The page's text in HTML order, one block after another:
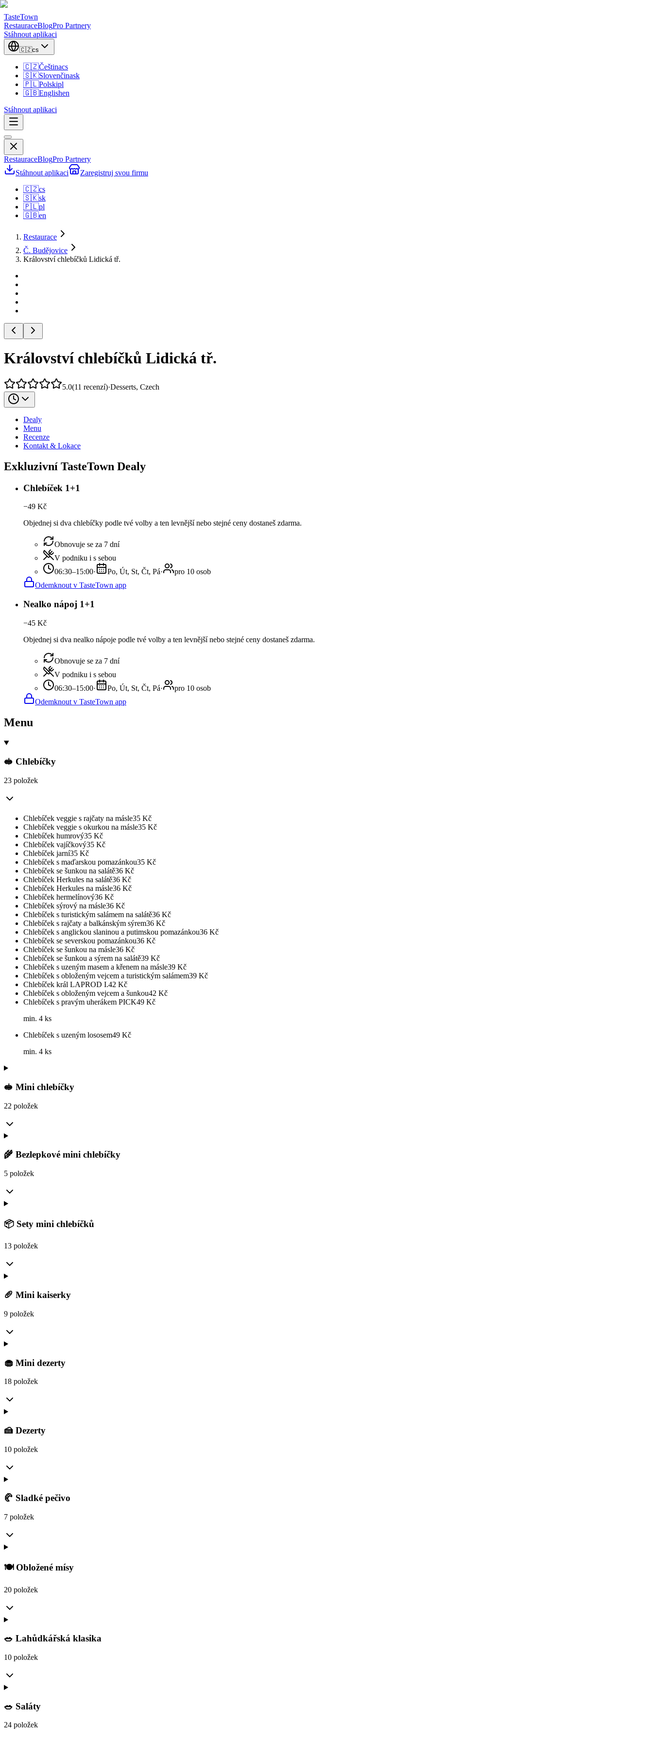
TasteTown
RestauraceBlogPro Partnery
Stáhnout aplikaci
🇨🇿cs
🇨🇿Češtinacs
🇸🇰Slovenčinask
🇵🇱Polskipl
🇬🇧Englishen
Stáhnout aplikaci
RestauraceBlogPro Partnery
Stáhnout aplikaci
Zaregistruj svou firmu
🇨🇿cs
🇸🇰sk
🇵🇱pl
🇬🇧en
Restaurace
Č. Budějovice
Království chlebíčků Lidická tř.
Království chlebíčků Lidická tř.
5.0(11 recenzí)·Desserts, Czech
Dealy
Menu
Recenze
Kontakt & Lokace
Exkluzivní TasteTown Dealy
Chlebíček 1+1
−49 Kč
Objednej si dva chlebíčky podle tvé volby a ten levnější nebo stejné ceny dostaneš zdarma.
Obnovuje se za 7 dní
V podniku i s sebou
06:30–15:00· Po, Út, St, Čt, Pá·
pro 10 osob
Odemknout v TasteTown app
Nealko nápoj 1+1
−45 Kč
Objednej si dva nealko nápoje podle tvé volby a ten levnější nebo stejné ceny dostaneš zdarma.
Obnovuje se za 7 dní
V podniku i s sebou
06:30–15:00· Po, Út, St, Čt, Pá·
pro 10 osob
Odemknout v TasteTown app
Menu
🥪 Chlebíčky
23 položek
Chlebíček veggie s rajčaty na másle35 Kč
Chlebíček veggie s okurkou na másle35 Kč
Chlebíček humrový35 Kč
Chlebíček vajíčkový35 Kč
Chlebíček jarní35 Kč
Chlebíček s maďarskou pomazánkou35 Kč
Chlebíček se šunkou na salátě36 Kč
Chlebíček Herkules na salátě36 Kč
Chlebíček Herkules na másle36 Kč
Chlebíček hermelínový36 Kč
Chlebíček sýrový na másle36 Kč
Chlebíček s turistickým salámem na salátě36 Kč
Chlebíček s rajčaty a balkánským sýrem36 Kč
Chlebíček s anglickou slaninou a putimskou pomazánkou36 Kč
Chlebíček se severskou pomazánkou36 Kč
Chlebíček se šunkou na másle36 Kč
Chlebíček se šunkou a sýrem na salátě39 Kč
Chlebíček s uzeným masem a křenem na másle39 Kč
Chlebíček s obloženým vejcem a turistickým salámem39 Kč
Chlebíček král LAPROD I.42 Kč
Chlebíček s obloženým vejcem a šunkou42 Kč
Chlebíček s pravým uherákem PICK49 Kč
min. 4 ks
Chlebíček s uzeným lososem49 Kč
min. 4 ks
🥪 Mini chlebíčky
22 položek
🌾 Bezlepkové mini chlebíčky
5 položek
📦 Sety mini chlebíčků
13 položek
🥖 Mini kaiserky
9 položek
🧁 Mini dezerty
18 položek
🍰 Dezerty
10 položek
🥐 Sladké pečivo
7 položek
🍽️ Obložené mísy
20 položek
🥗 Lahůdkářská klasika
10 položek
🥗 Saláty
24 položek